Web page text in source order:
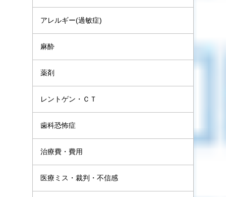
アレルギー(過敏症)
麻酔
薬剤
レントゲン・ＣＴ
歯科恐怖症
治療費・費用
医療ミス・裁判・不信感